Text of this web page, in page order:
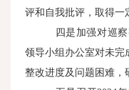
评和自我批评，取得一
四是加强对巡
领导小组办公室对未完
整改进度及问题困难，